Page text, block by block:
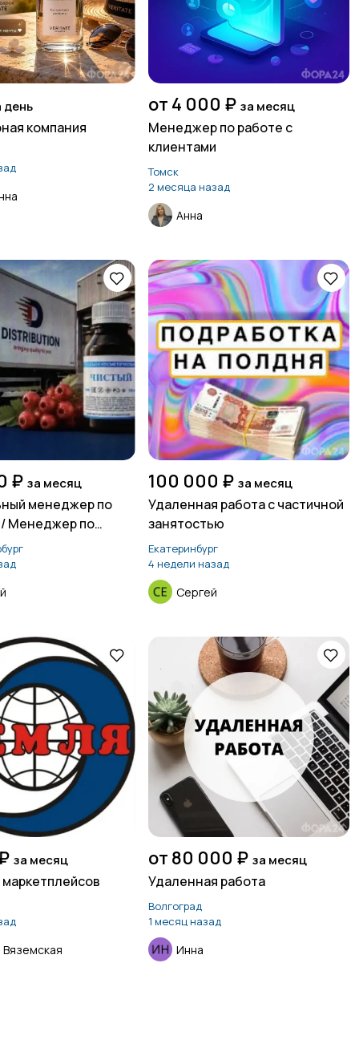
день
компания
от 4 000 ₽ за месяц
Менеджер по работе с
клиентами
Томск
2 месяца назад
Анна
₽ за месяц
менеджер по
Менеджер по
100 000 ₽ за месяц
Удаленная работа с частичной
занятостью
Екатеринбург
4 недели назад
Сергей
за месяц
Вяземская
от 80 000 ₽ за месяц
Удаленная работа
Волгоград
1 месяц назад
Инна